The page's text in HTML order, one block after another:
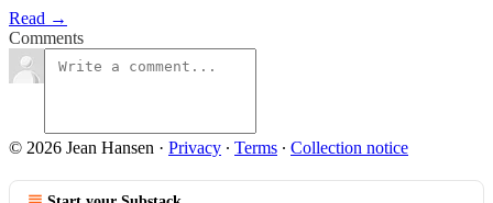
Read →
Comments
© 2026 Jean Hansen · Privacy ∙ Terms ∙ Collection notice